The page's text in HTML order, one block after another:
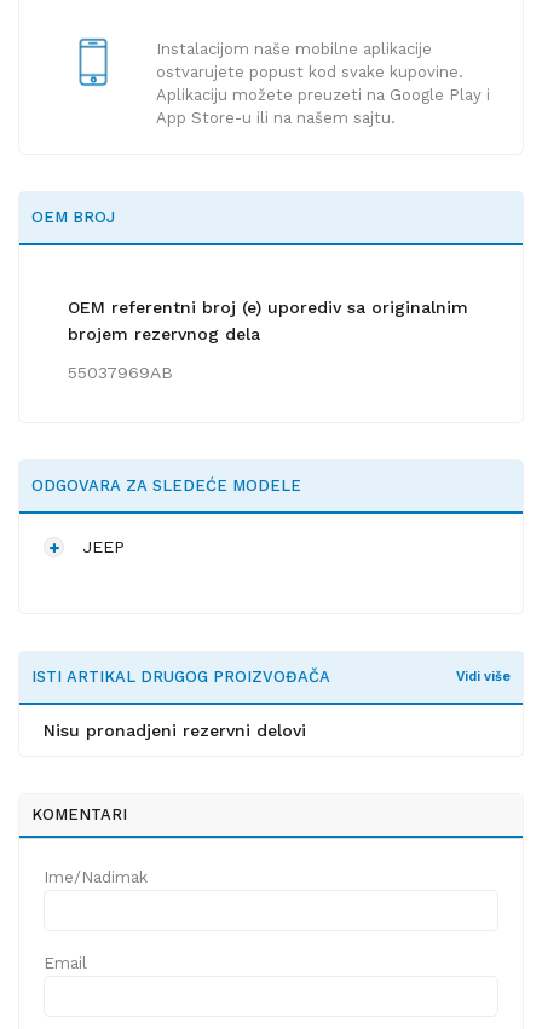
Instalacijom naše mobilne aplikacije
ostvarujete popust kod svake kupovine.
Aplikaciju možete preuzeti na Google Play i
App Store-u ili na našem sajtu.
OEM BROJ
OEM referentni broj (e) uporediv sa originalnim
brojem rezervnog dela
55037969AB
ODGOVARA ZA SLEDEĆE MODELE
JEEP
ISTI ARTIKAL DRUGOG PROIZVOĐAČA Vidi više
Nisu pronadjeni rezervni delovi
KOMENTARI
Ime/Nadimak
Email